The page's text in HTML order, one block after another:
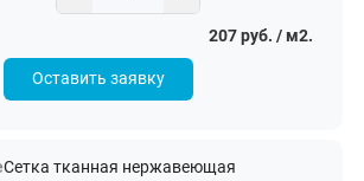
207 руб. / м2.
Оставить заявку
Сетка тканная нержавеющая